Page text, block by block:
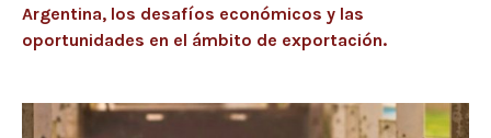
Argentina, los desafíos económicos y las
oportunidades en el ámbito de exportación.